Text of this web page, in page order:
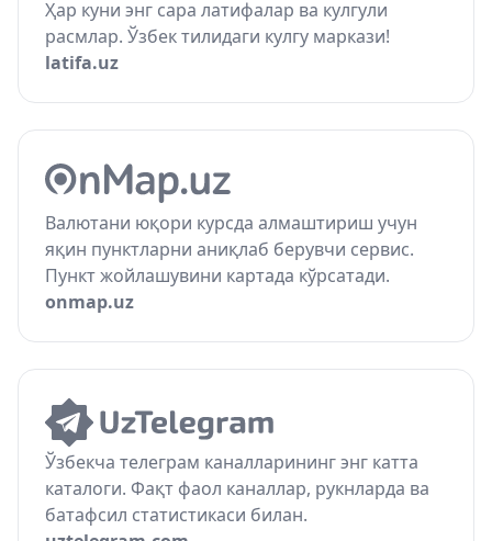
Ҳар куни энг сара латифалар ва кулгули
расмлар. Ўзбек тилидаги кулгу маркази!
latifa.uz
Валютани юқори курсда алмаштириш учун
яқин пунктларни аниқлаб берувчи сервис.
Пункт жойлашувини картада кўрсатади.
onmap.uz
Ўзбекча телеграм каналларининг энг катта
каталоги. Фақт фаол каналлар, рукнларда ва
батафсил статистикаси билан.